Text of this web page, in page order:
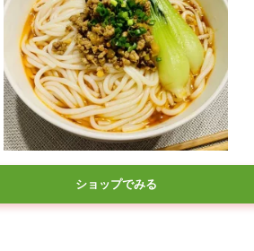
ショップでみる